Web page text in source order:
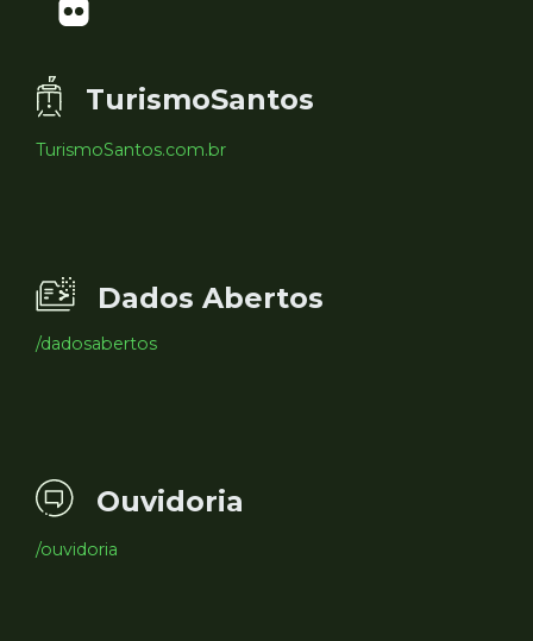
TurismoSantos
TurismoSantos.com.br
Dados Abertos
/dadosabertos
Ouvidoria
/ouvidoria